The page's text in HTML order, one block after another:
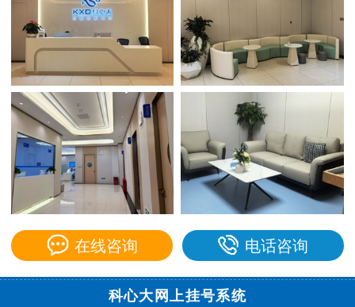
在线咨询 电话咨询
科心大网上挂号系统